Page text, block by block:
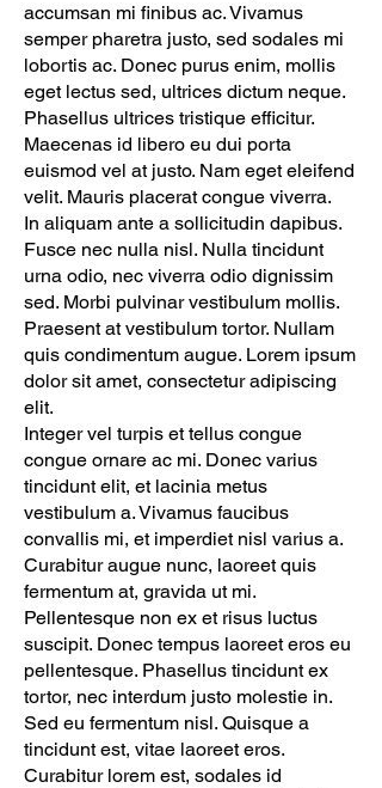
accumsan mi finibus ac. Vivamus
semper pharetra justo, sed sodales mi
lobortis ac. Donec purus enim, mollis
eget lectus sed, ultrices dictum neque.
Phasellus ultrices tristique efficitur.
Maecenas id libero eu dui porta
euismod vel at justo. Nam eget eleifend
velit. Mauris placerat congue viverra.
In aliquam ante a sollicitudin dapibus.
Fusce nec nulla nisl. Nulla tincidunt
urna odio, nec viverra odio dignissim
sed. Morbi pulvinar vestibulum mollis.
Praesent at vestibulum tortor. Nullam
quis condimentum augue. Lorem ipsum
dolor sit amet, consectetur adipiscing
elit.
Integer vel turpis et tellus congue
congue ornare ac mi. Donec varius
tincidunt elit, et lacinia metus
vestibulum a. Vivamus faucibus
convallis mi, et imperdiet nisl varius a.
Curabitur augue nunc, laoreet quis
fermentum at, gravida ut mi.
Pellentesque non ex et risus luctus
suscipit. Donec tempus laoreet eros eu
pellentesque. Phasellus tincidunt ex
tortor, nec interdum justo molestie in.
Sed eu fermentum nisl. Quisque a
tincidunt est, vitae laoreet eros.
Curabitur lorem est, sodales id